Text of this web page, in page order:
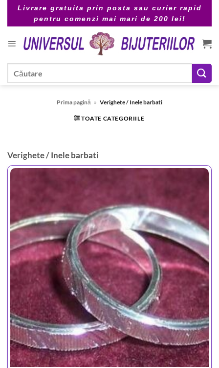
Livrare gratuita prin posta sau curier rapid
pentru comenzi mai mari de 200 lei!
Prima pagină » Verighete / Inele barbati
TOATE CATEGORIILE
Verighete / Inele barbati